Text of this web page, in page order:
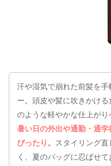
汗や湿気で崩れた前髪を
ー。頭皮や髪に吹きかけ
のような軽やかな仕上がり
暑い日の外出や通勤・通
ぴったり。
スタイリング
く、夏のバッグに忍ばせて